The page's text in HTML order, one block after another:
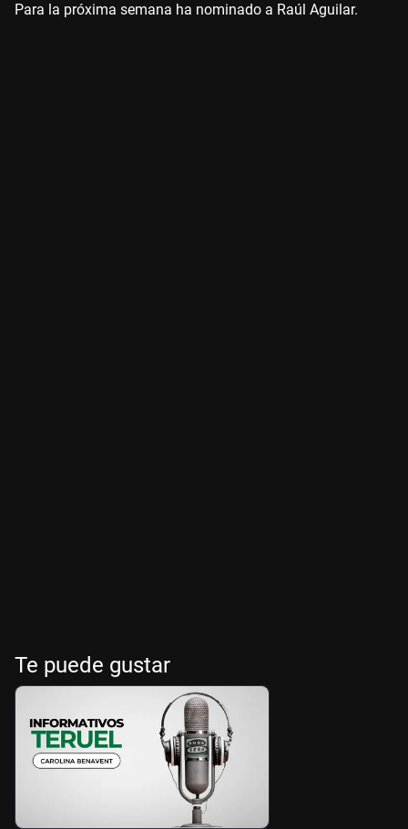
Para la próxima semana ha nominado a Raúl Aguilar.
Te puede gustar